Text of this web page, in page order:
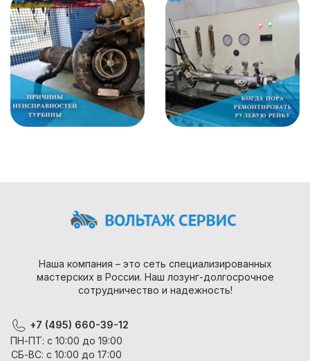
Наша компания – это сеть специализированных
мастерских в России. Наш лозунг-долгосрочное
сотрудничество и надежность!
+7 (495) 660-39-12
ПН-ПТ: с 10:00 до 19:00
СБ-ВС: с 10:00 до 17:00